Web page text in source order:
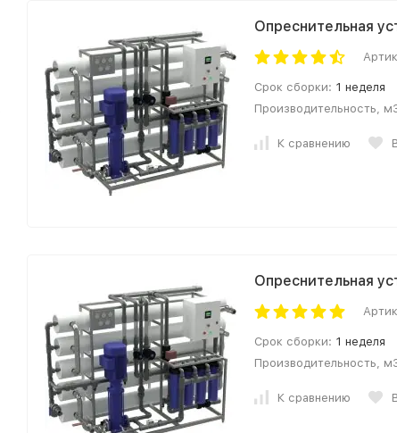
Опреснительная
Срок сборки: 1 неделя
Производительность,
К сравнению
Опреснительная
Срок сборки: 1 неделя
Производительность,
К сравнению